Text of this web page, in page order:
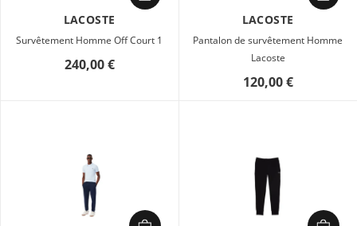
LACOSTE
Survêtement Homme Off Court 1
240,00 €
LACOSTE
Pantalon de survêtement Homme
Lacoste
120,00 €